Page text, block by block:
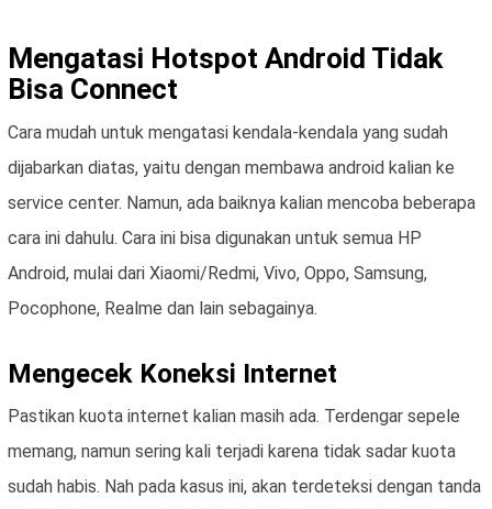
Mengatasi Hotspot Android Tidak
Bisa Connect
Cara mudah untuk mengatasi kendala-kendala yang sudah
dijabarkan diatas, yaitu dengan membawa android kalian ke
service center. Namun, ada baiknya kalian mencoba beberapa
cara ini dahulu. Cara ini bisa digunakan untuk semua HP
Android, mulai dari Xiaomi/Redmi, Vivo, Oppo, Samsung,
Pocophone, Realme dan lain sebagainya.
Mengecek Koneksi Internet
Pastikan kuota internet kalian masih ada. Terdengar sepele
memang, namun sering kali terjadi karena tidak sadar kuota
sudah habis. Nah pada kasus ini, akan terdeteksi dengan tanda